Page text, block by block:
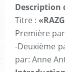
Description
Titre :
Première
-Deuxième
par: Anne